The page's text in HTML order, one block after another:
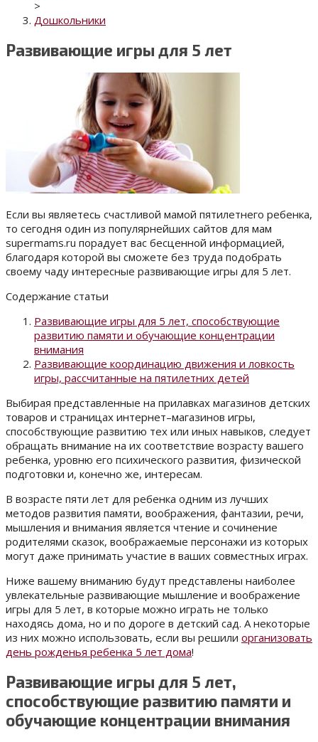
>
Дошкольники
Развивающие игры для 5 лет
Если вы являетесь счастливой мамой пятилетнего ребенка,
то сегодня один из популярнейших сайтов для мам
supermams.ru порадует вас бесценной информацией,
благодаря которой вы сможете без труда подобрать
своему чаду интересные развивающие игры для 5 лет.
Содержание статьи
Развивающие игры для 5 лет, способствующие
развитию памяти и обучающие концентрации
внимания
Развивающие координацию движения и ловкость
игры, рассчитанные на пятилетних детей
Выбирая представленные на прилавках магазинов детских
товаров и страницах интернет–магазинов игры,
способствующие развитию тех или иных навыков, следует
обращать внимание на их соответствие возрасту вашего
ребенка, уровню его психического развития, физической
подготовки и, конечно же, интересам.
В возрасте пяти лет для ребенка одним из лучших
методов развития памяти, воображения, фантазии, речи,
мышления и внимания является чтение и сочинение
родителями сказок, воображаемые персонажи из которых
могут даже принимать участие в ваших совместных играх.
Ниже вашему вниманию будут представлены наиболее
увлекательные развивающие мышление и воображение
игры для 5 лет, в которые можно играть не только
находясь дома, но и по дороге в детский сад. А некоторые
из них можно использовать, если вы решили организовать
день рожденья ребенка 5 лет дома!
Развивающие игры для 5 лет,
способствующие развитию памяти и
обучающие концентрации внимания